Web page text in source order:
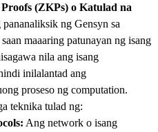
(ZKPs) o Katulad na
ng Gensyn sa
maaaring patunayan ng isang
nila ang isang
inilalantad ang
proseso ng computation.
teknika tulad ng:
Ang network o isang